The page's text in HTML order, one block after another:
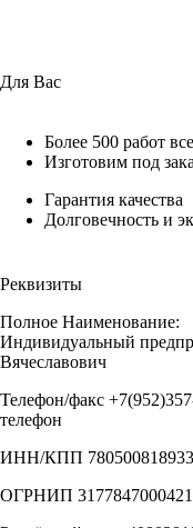
Для Вас
Более 500 работ
Изготовим под
Гарантия качества
Долговечность и
Реквизиты
Полное Наименование:
Индивидуальный
Вячеславович
Телефон/факс
телефон
ИНН/КПП 780500818933
ОГРНИП